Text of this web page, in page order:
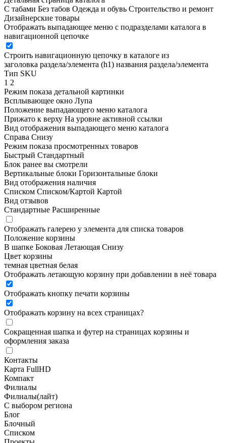
С табами Без табов Одежда и обувь Строительство и ремонт
Дизайнерские товары
Отображать выпадающее меню с подразделами каталога в
навигационной цепочке
Строить навигационную цепочку в каталоге из
заголовка раздела/элемента (h1) названия раздела/элемента
Тип SKU
1 2
Режим показа детальной картинки
Всплывающее окно Лупа
Положение выпадающего меню каталога
Прижато к верху На уровне активной ссылки
Вид отображения выпадающего меню каталога
Справа Снизу
Режим показа просмотренных товаров
Быстрый Стандартный
Блок ранее вы смотрели
Вертикальные блоки Горизонтальные блоки
Вид отображения наличия
Списком Списком/Картой Картой
Вид отзывов
Стандартные Расширенные
Отображать галерею у элемента для списка товаров
Положение корзины
В шапке Боковая Летающая Снизу
Цвет корзины
темная цветная белая
Отображать летающую корзину при добавлении в неё товара
Отображать кнопку печати корзины
Отображать корзину на всех страницах?
Сокращенная шапка и футер на страницах корзины и
оформления заказа
Контакты
Карта FullHD
Компакт
Филиалы
Филиалы(лайт)
С выбором региона
Блог
Блочный
Списком